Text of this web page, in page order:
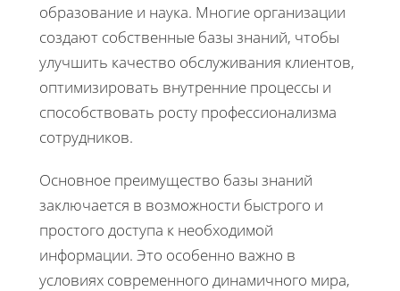
образование и наука. Многие организации
создают собственные базы знаний, чтобы
улучшить качество обслуживания клиентов,
оптимизировать внутренние процессы и
способствовать росту профессионализма
сотрудников.
Основное преимущество базы знаний
заключается в возможности быстрого и
простого доступа к необходимой
информации. Это особенно важно в
условиях современного динамичного мира,